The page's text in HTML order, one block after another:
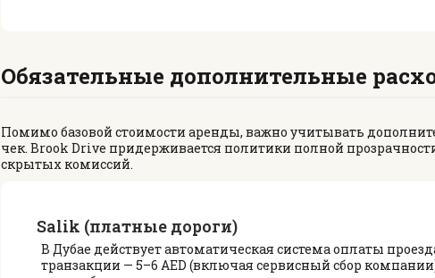
Обязательные дополнительные
Помимо базовой стоимости аренды, важно учитывать
чек. Brook Drive придерживается политики полной
скрытых комиссий.
Salik (платные дороги)
В Дубае действует автоматическая система оплаты
транзакции — 5–6 AED (включая сервисный сбор